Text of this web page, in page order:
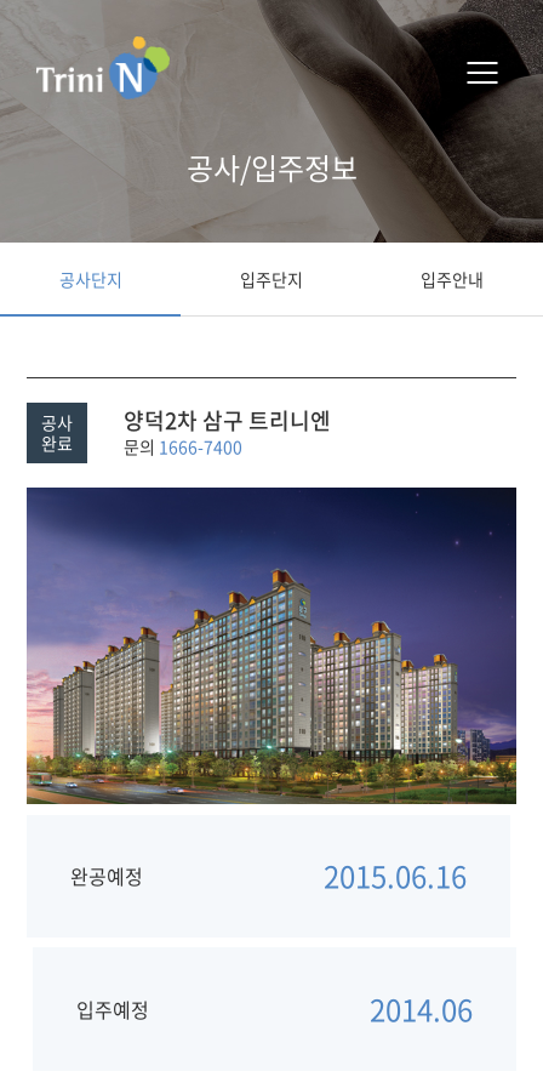
공사/입주정보
공사단지 입주단지 입주안내
공사
완료
양덕2차 삼구 트리니엔
문의 1666-7400
완공예정 2015.06.16
입주예정 2014.06